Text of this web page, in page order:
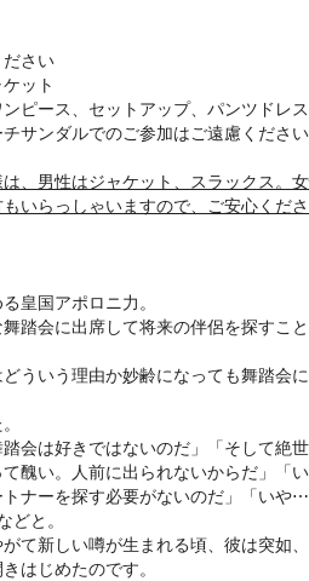
ださい
ット
ピース、セットアップ、パンツドレス
サンダルでのご参加はご遠慮ください
、男性はジャケット、スラックス。
いらっしゃいますので、ご安心くださ
皇国アポロニ力。
踏会に出席して将来の伴侶を探すこ
ういう理由か妙齢になっても舞踏会
会は好きではないのだ」「そして絶
醜い。人前に出られないからだ」「
トナーを探す必要がないのだ」「い
どと。
て新しい噂が生まれる頃、彼は突如
はじめたのです。